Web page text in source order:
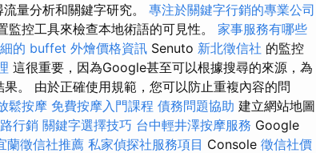
量分析和關鍵字研究。 專注於關鍵字行銷的專業公司
監控工具來檢查本地術語的可見性。 家事服務有哪些
的 buffet 外燴價格資訊 Senuto 新北徵信社 的監控
這很重要，因為Google甚至可以根據搜尋的來源，為
。 由於正確使用規範，您可以防止重複內容的問
鬆按摩 免費按摩入門課程 債務問題協助 建立網站地圖
行銷 關鍵字選擇技巧 台中輕井澤按摩服務 Google
蘭徵信社推薦 私家偵探社服務項目 Console 徵信社價